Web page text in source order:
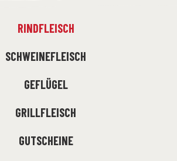
RINDFLEISCH
SCHWEINEFLEISCH
GEFLÜGEL
GRILLFLEISCH
GUTSCHEINE